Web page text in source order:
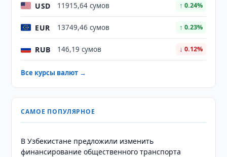
USD 11915,64 сумов ↑ 0.24%
EUR 13749,46 сумов ↑ 0.23%
RUB 146,19 сумов ↓ 0.12%
Все курсы валют →
САМОЕ ПОПУЛЯРНОЕ
В Узбекистане предложили изменить
финансирование общественного транспорта